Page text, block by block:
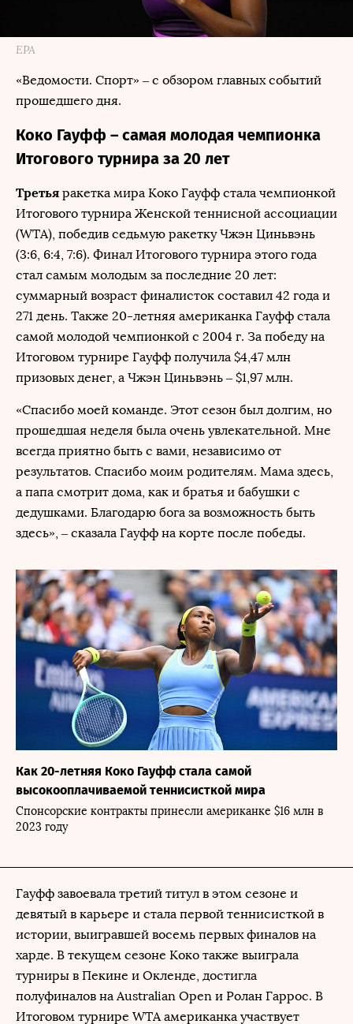
EPA
«Ведомости. Спорт» – с обзором главных событий
прошедшего дня.
Коко Гауфф – самая молодая чемпионка
Итогового турнира за 20 лет
Третья ракетка мира Коко Гауфф стала чемпионкой
Итогового турнира Женской теннисной ассоциации
(WTA), победив седьмую ракетку ​​Чжэн Циньвэнь
(3:6, 6:4, 7:6). Финал Итогового турнира этого года
стал самым молодым за последние 20 лет:
суммарный возраст финалисток составил 42 года и
271 день. Также 20-летняя американка Гауфф стала
самой молодой чемпионкой с 2004 г. За победу на
Итоговом турнире Гауфф получила $4,47 млн
призовых денег, а Чжэн Циньвэнь – $1,97 млн.
«Спасибо моей команде. Этот сезон был долгим, но
прошедшая неделя была очень увлекательной. Мне
всегда приятно быть с вами, независимо от
результатов. Спасибо моим родителям. Мама здесь,
а папа смотрит дома, как и братья и бабушки с
дедушками. Благодарю бога за возможность быть
здесь», – сказала Гауфф на корте после победы.
Как 20-летняя Коко Гауфф стала самой
высокооплачиваемой теннисисткой мира
Спонсорские контракты принесли американке $16 млн в
2023 году
Гауфф завоевала третий титул в этом сезоне и
девятый в карьере и стала первой теннисисткой в
истории, выигравшей восемь первых финалов на
харде. В текущем сезоне Коко также выиграла
турниры в Пекине и Окленде, достигла
полуфиналов на Australian Open и Ролан Гаррос. В
Итоговом турнире WTA американка участвует